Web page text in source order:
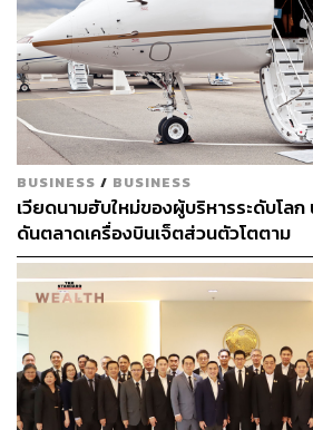
ABOUT THE
ปวินท์ ประวีณวิทย์
Junior Content
บรรณาธิการข่าว
WEALTH
BUSINESS / BUSINESS
เวียดนามฮับใหม่ของผู้บริหารระดับโลก
ดันตลาดเครื่องบินเจ็ตส่วนตัวโตตาม